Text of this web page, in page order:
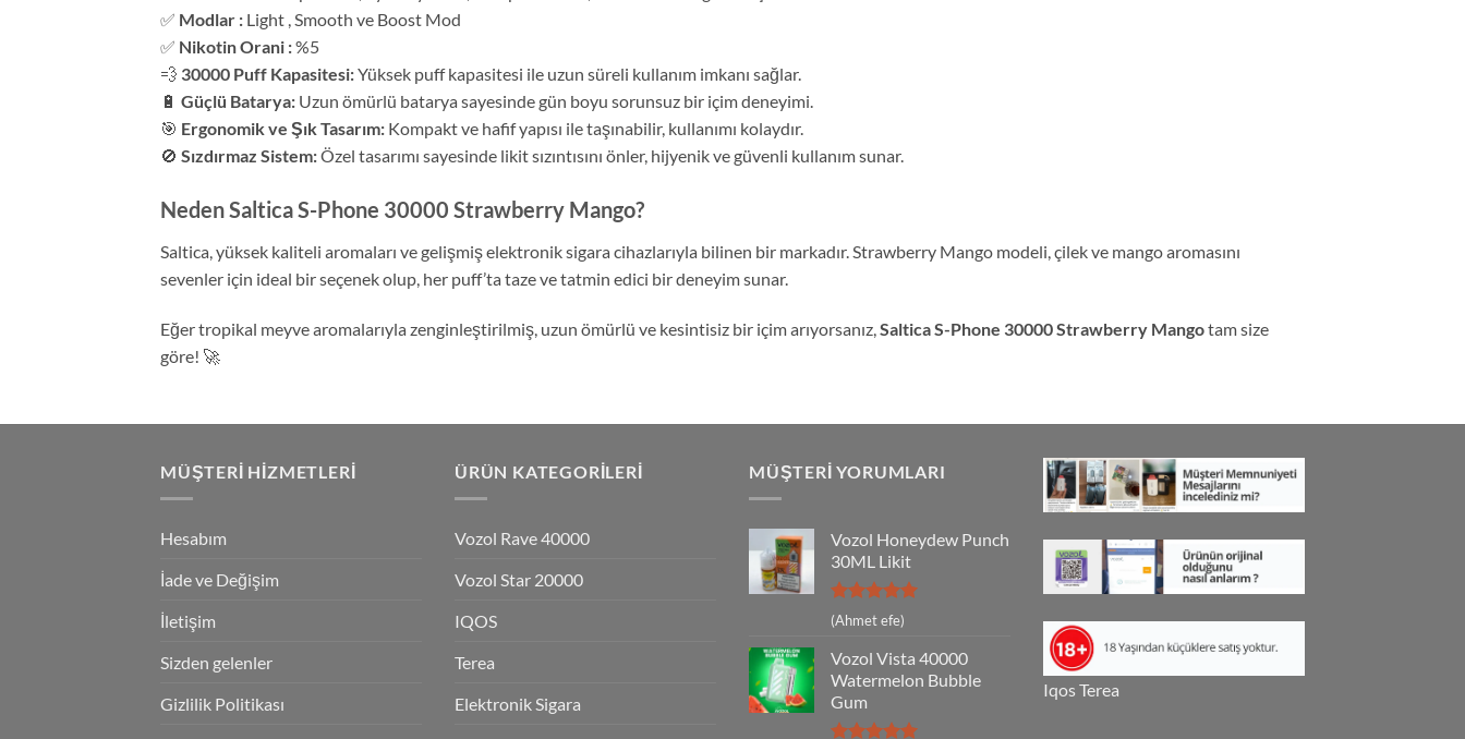
✅ Modlar : Light , Smooth ve Boost Mod
✅ Nikotin Orani :%5
💨 30000 Puff Kapasitesi:Yüksek puff kapasitesi ile uzun süreli kullanım imkanı sağlar.
🔋 Güçlü Batarya: Uzun ömürlü batarya sayesinde gün boyu sorunsuz bir içim deneyimi.
🎯 Ergonomik ve Şık Tasarım: Kompakt ve hafif yapısı ile taşınabilir, kullanımı kolaydır.
🚫 Sızdırmaz Sistem:Özel tasarımı sayesinde likit sızıntısını önler, hijyenik ve güvenli kullanım sunar.
Neden Saltica S-Phone 30000 Strawberry Mango?
Saltica, yüksek kaliteli aromaları ve gelişmiş elektronik sigara cihazlarıyla bilinen bir markadır. Strawberry Mango modeli, çilek ve mango aromasını
sevenler için ideal bir seçenek olup, her puff’ta taze ve tatmin edici bir deneyim sunar.
Eğer tropikal meyve aromalarıyla zenginleştirilmiş, uzun ömürlü ve kesintisiz bir içim arıyorsanız, Saltica S-Phone 30000 Strawberry Mangotam size
göre! 🚀
MÜŞTERI HIZMETLERI
Hesabım
İade ve Değişim
İletişim
Sizden gelenler
Gizlilik Politikası
ÜRÜN KATEGORILERI
Vozol Rave 40000
Vozol Star 20000
IQOS
Terea
Elektronik Sigara
MÜŞTERI YORUMLARI
Vozol Honeydew Punch
30ML Likit
5 üzerinden
5
(Ahmet efe)
Vozol Vista 40000
Watermelon Bubble
Gum
Iqos Terea